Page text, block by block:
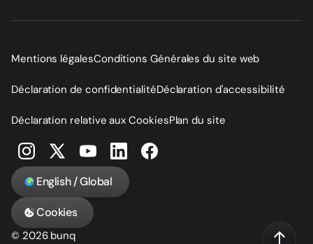
Mentions légalesConditions Générales du site web
Déclaration de confidentialitéDéclaration d'accessibilité
Déclaration relative aux CookiesPlan du site
English / Global
Cookies
© 2026 bunq